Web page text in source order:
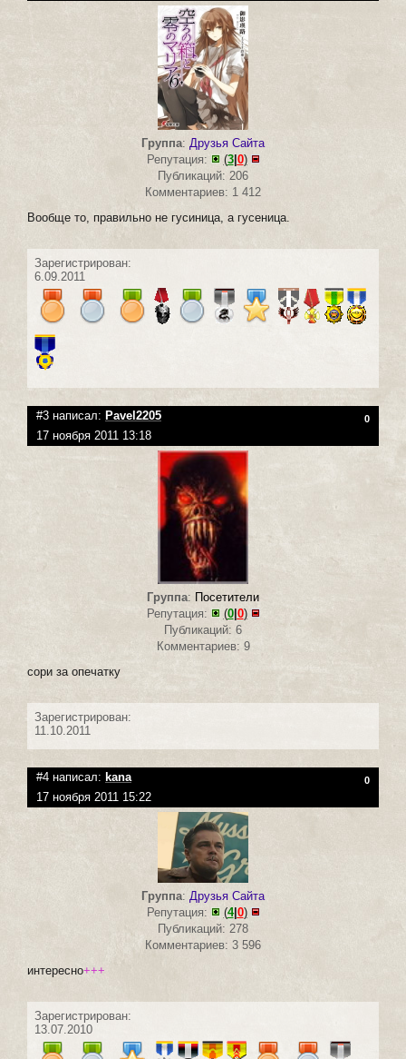
Группа: Друзья Сайта
Репутация:
(3|0)
Публикаций: 206
Комментариев: 1 412
Вообще то, правильно не гусиница, а гусеница.
Зарегистрирован:
6.09.2011
#3 написал: Pavel2205 0
17 ноября 2011 13:18
Группа: Посетители
Репутация:
(0|0)
Публикаций: 6
Комментариев: 9
сори за опечатку
Зарегистрирован:
11.10.2011
#4 написал: kana 0
17 ноября 2011 15:22
Группа: Друзья Сайта
Репутация:
(4| 0)
Публикаций: 278
Комментариев: 3 596
интересно+++
Зарегистрирован:
13.07.2010